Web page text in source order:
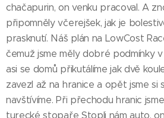
chačapurin, on venku pracoval. A
připomněly včerejšek, jak je
prasknutí. Náš plán na LowCost
čemuž jsme měly dobré podmínky
asi se domů přikutálíme jak dvě
zavezl až na hranice a opět jsme si
navštívíme. Při přechodu hranic
turecké stopaře Stopli nám auto,